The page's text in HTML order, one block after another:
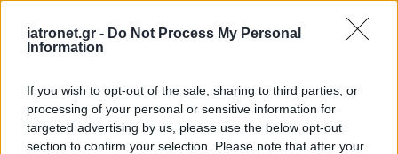
iatronet.gr - Do Not Process My Personal
Information
If you wish to opt-out of the sale, sharing to third parties, or
processing of your personal or sensitive information for
targeted advertising by us, please use the below opt-out
section to confirm your selection. Please note that after your
ΔΕΙΤΕ ΕΠΙΣΗΣ